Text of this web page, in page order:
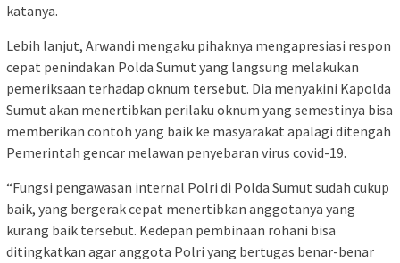
katanya.
Lebih lanjut, Arwandi mengaku pihaknya mengapresiasi respon
cepat penindakan Polda Sumut yang langsung melakukan
pemeriksaan terhadap oknum tersebut. Dia menyakini Kapolda
Sumut akan menertibkan perilaku oknum yang semestinya bisa
memberikan contoh yang baik ke masyarakat apalagi ditengah
Pemerintah gencar melawan penyebaran virus covid-19.
“Fungsi pengawasan internal Polri di Polda Sumut sudah cukup
baik, yang bergerak cepat menertibkan anggotanya yang
kurang baik tersebut. Kedepan pembinaan rohani bisa
ditingkatkan agar anggota Polri yang bertugas benar-benar